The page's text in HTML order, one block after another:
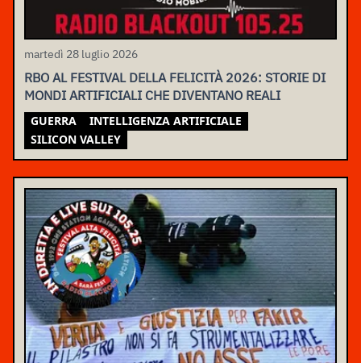
martedì 28 luglio 2026
RBO AL FESTIVAL DELLA FELICITÀ 2026: STORIE DI
MONDI ARTIFICIALI CHE DIVENTANO REALI
GUERRA
INTELLIGENZA ARTIFICIALE
SILICON VALLEY